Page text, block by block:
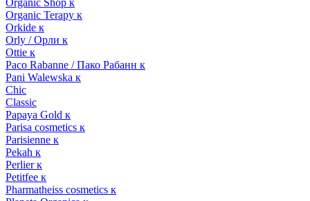
Organic Shop к
Organic Terapy к
Orkide к
Orly / Орли к
Ottie к
Paco Rabanne / Пако Рабанн к
Pani Walewska к
Chic
Classic
Papaya Gold к
Parisa cosmetics к
Parisienne к
Pekah к
Perlier к
Petitfee к
Pharmatheiss cosmetics к